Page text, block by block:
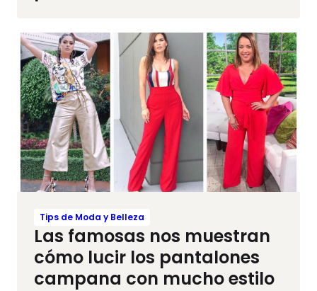
Tips de Moda y Belleza
Las famosas nos muestran
cómo lucir los pantalones
campana con mucho estilo